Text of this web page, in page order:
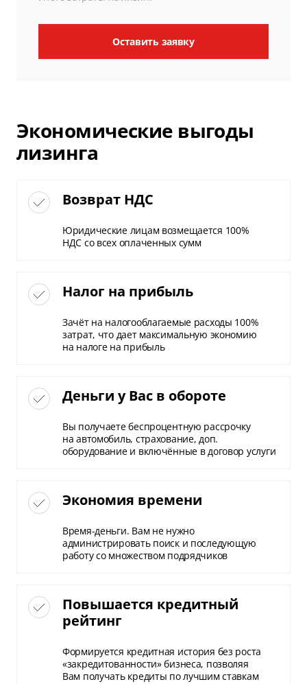
Оставить заявку
Экономические выгоды
лизинга
Возврат НДС
Юридические лицам возмещается 100%
НДС со всех оплаченных сумм
Налог на прибыль
Зачёт на налогооблагаемые расходы 100%
затрат, что дает максимальную экономию
на налоге на прибыль
Деньги у Вас в обороте
Вы получаете беспроцентную рассрочку
на автомобиль, страхование, доп.
оборудование и включённые в договор услуги
Экономия времени
Время-деньги. Вам не нужно
администрировать поиск и последующую
работу со множеством подрядчиков
Повышается кредитный
рейтинг
Формируется кредитная история без роста
«закредитованности» бизнеса, позволяя
Вам получать кредиты по лучшим ставкам